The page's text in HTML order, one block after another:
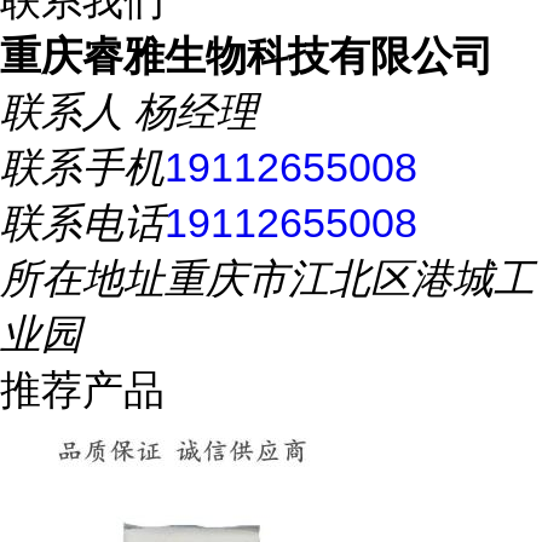
重庆睿雅生物科技有限公司
联系人 杨经理
联系手机19112655008
联系电话19112655008
所在地址重庆市江北区港城工
业园
推荐产品